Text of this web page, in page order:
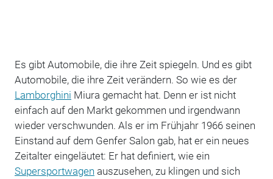
Es gibt Automobile, die ihre Zeit spiegeln. Und es gibt
Automobile, die ihre Zeit verändern. So wie es der
Lamborghini Miura gemacht hat. Denn er ist nicht
einfach auf den Markt gekommen und irgendwann
wieder verschwunden. Als er im Frühjahr 1966 seinen
Einstand auf dem Genfer Salon gab, hat er ein neues
Zeitalter eingeläutet: Er hat definiert, wie ein
Supersportwagen auszusehen, zu klingen und sich